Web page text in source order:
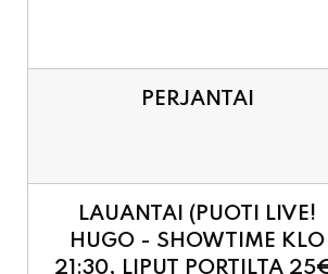
21:30, LIPUT PORTILTA
RANNEKKEIDEN VAIHTO
20:30 ALKAEN.)